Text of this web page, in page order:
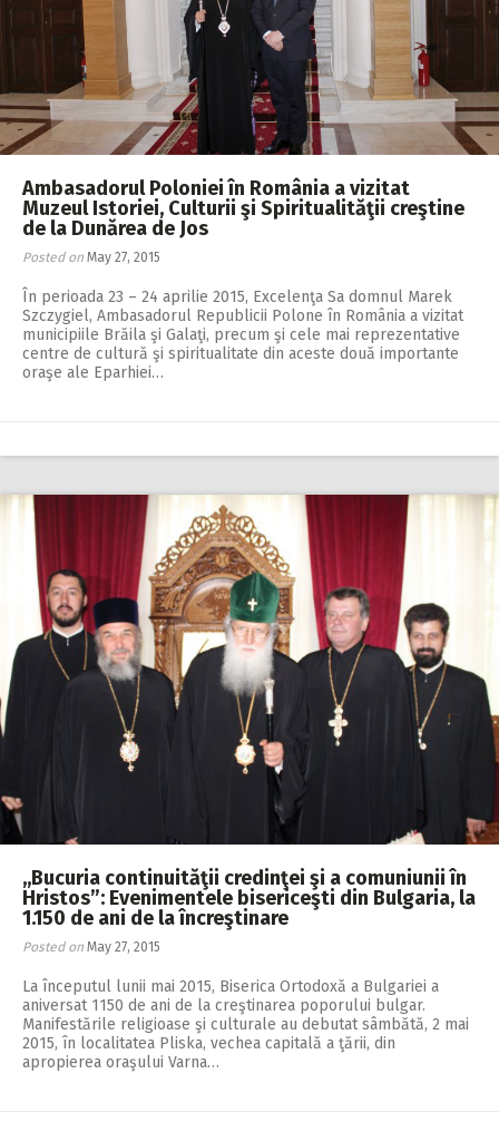
Ambasadorul Poloniei în România a vizitat
Muzeul Istoriei, Culturii şi Spiritualităţii creştine
de la Dunărea de Jos
Posted on May 27, 2015
În perioada 23 – 24 aprilie 2015, Excelenţa Sa domnul Marek
Szczygiel, Ambasadorul Republicii Polone în România a vizitat
municipiile Brăila şi Galaţi, precum şi cele mai reprezentative
centre de cultură şi spiritualitate din aceste două importante
oraşe ale Eparhiei…
,,Bucuria continuităţii credinţei şi a comuniunii în
Hristos”: Evenimentele bisericeşti din Bulgaria, la
1.150 de ani de la încreştinare
Posted on May 27, 2015
La începutul lunii mai 2015, Biserica Ortodoxă a Bulgariei a
aniversat 1150 de ani de la creştinarea poporului bulgar.
Manifestările religioase şi culturale au debutat sâmbătă, 2 mai
2015, în localitatea Pliska, vechea capitală a ţării, din
apropierea oraşului Varna…